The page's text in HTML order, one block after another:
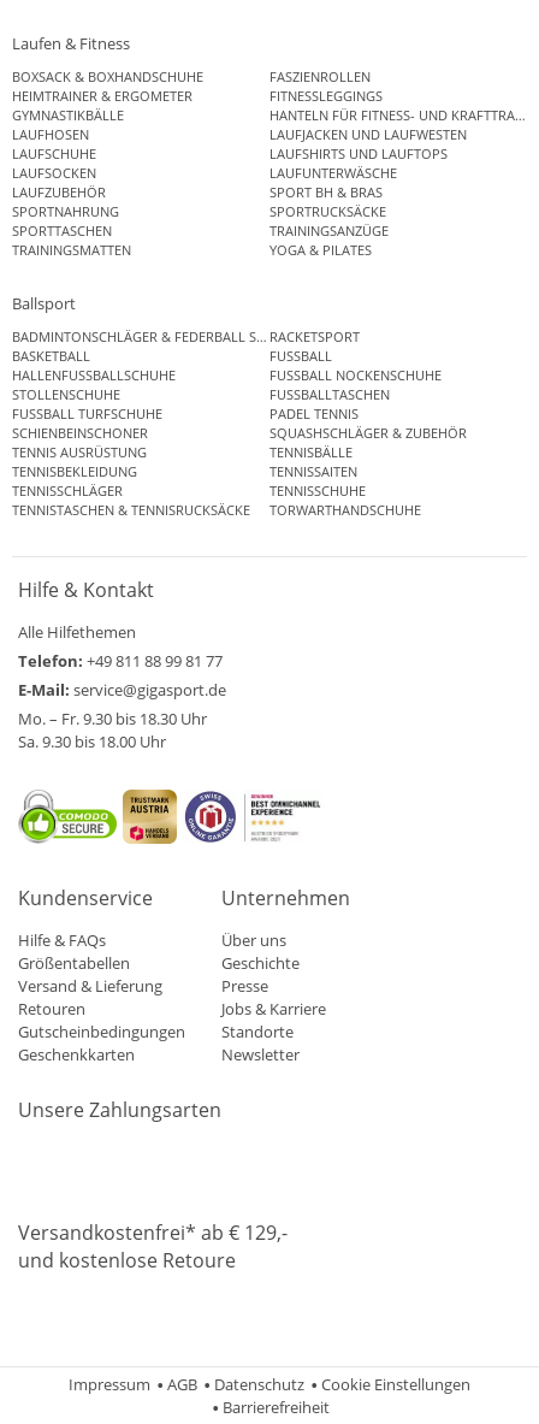
Laufen & Fitness
BOXSACK & BOXHANDSCHUHE
FASZIENROLLEN
HEIMTRAINER & ERGOMETER
FITNESSLEGGINGS
GYMNASTIKBÄLLE
HANTELN FÜR FITNESS- UND
LAUFHOSEN
LAUFJACKEN UND LAUFWESTEN
LAUFSCHUHE
LAUFSHIRTS UND LAUFTOPS
LAUFSOCKEN
LAUFUNTERWÄSCHE
LAUFZUBEHÖR
SPORT BH & BRAS
SPORTNAHRUNG
SPORTRUCKSÄCKE
SPORTTASCHEN
TRAININGSANZÜGE
TRAININGSMATTEN
YOGA & PILATES
Ballsport
BADMINTONSCHLÄGER & FEDERBALL SETSRACKETSPORT
BASKETBALL
FUSSBALL
HALLENFUSSBALLSCHUHE
FUSSBALL NOCKENSCHUHE
STOLLENSCHUHE
FUSSBALLTASCHEN
FUSSBALL TURFSCHUHE
PADEL TENNIS
SCHIENBEINSCHONER
SQUASHSCHLÄGER & ZUBEHÖR
TENNIS AUSRÜSTUNG
TENNISBÄLLE
TENNISBEKLEIDUNG
TENNISSAITEN
TENNISSCHLÄGER
TENNISSCHUHE
TENNISTASCHEN & TENNISRUCKSÄCKE
TORWARTHANDSCHUHE
Hilfe & Kontakt
Alle Hilfethemen
Telefon: +49 811 88 99 81 77
E-Mail: service@gigasport.de
Mo. – Fr. 9.30 bis 18.30 Uhr
Sa. 9.30 bis 18.00 Uhr
Kundenservice
Hilfe & FAQs
Größentabellen
Versand & Lieferung
Retouren
Gutscheinbedingungen
Geschenkkarten
Unternehmen
Über uns
Geschichte
Presse
Jobs & Karriere
Standorte
Newsletter
Unsere Zahlungsarten
Versandkostenfrei* ab € 129,-
und kostenlose Retoure
Impressum AGB Datenschutz
Cookie Einstellungen
Barrierefreiheit